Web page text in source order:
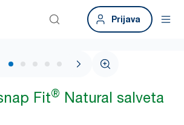
Prijava
1 / 8
Fit® Natural salveta